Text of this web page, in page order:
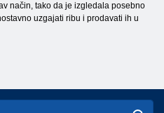
način, tako da je izgledala posebno
uzgajati ribu i prodavati ih u